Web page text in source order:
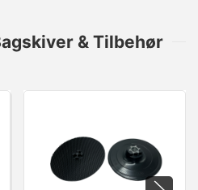
& Tilbehør